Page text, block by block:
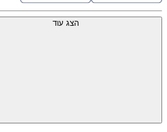
הצג עוד